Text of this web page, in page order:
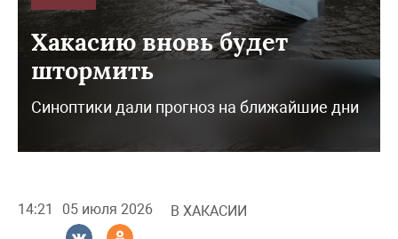
Хакасию вновь будет
штормить
Синоптики дали прогноз на ближайшие дни
14:21 05 июля 2026 В ХАКАСИИ